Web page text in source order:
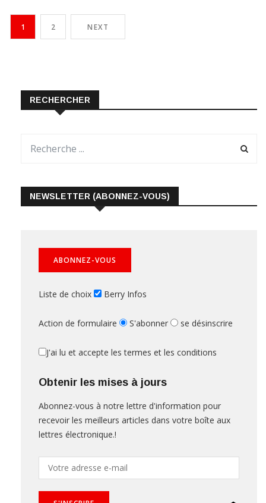
1 2 NEXT
RECHERCHER
NEWSLETTER (ABONNEZ-VOUS)
Liste de choix Berry Infos
Action de formulaire S'abonner se désinscrire
J'ai lu et accepte les termes et les conditions
Obtenir les mises à jours
Abonnez-vous à notre lettre d'information pour
recevoir les meilleurs articles dans votre boîte aux
lettres électronique.!